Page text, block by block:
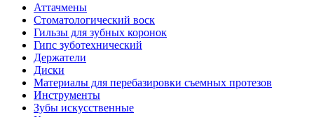
Аттачмены
Стоматологический воск
Гильзы для зубных коронок
Гипс зуботехнический
Держатели
Диски
Материалы для перебазировки съемных протезов
Инструменты
Зубы искусственные